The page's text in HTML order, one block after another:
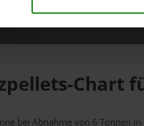
Chart
bei Abnahmevon 6 Tonnen in